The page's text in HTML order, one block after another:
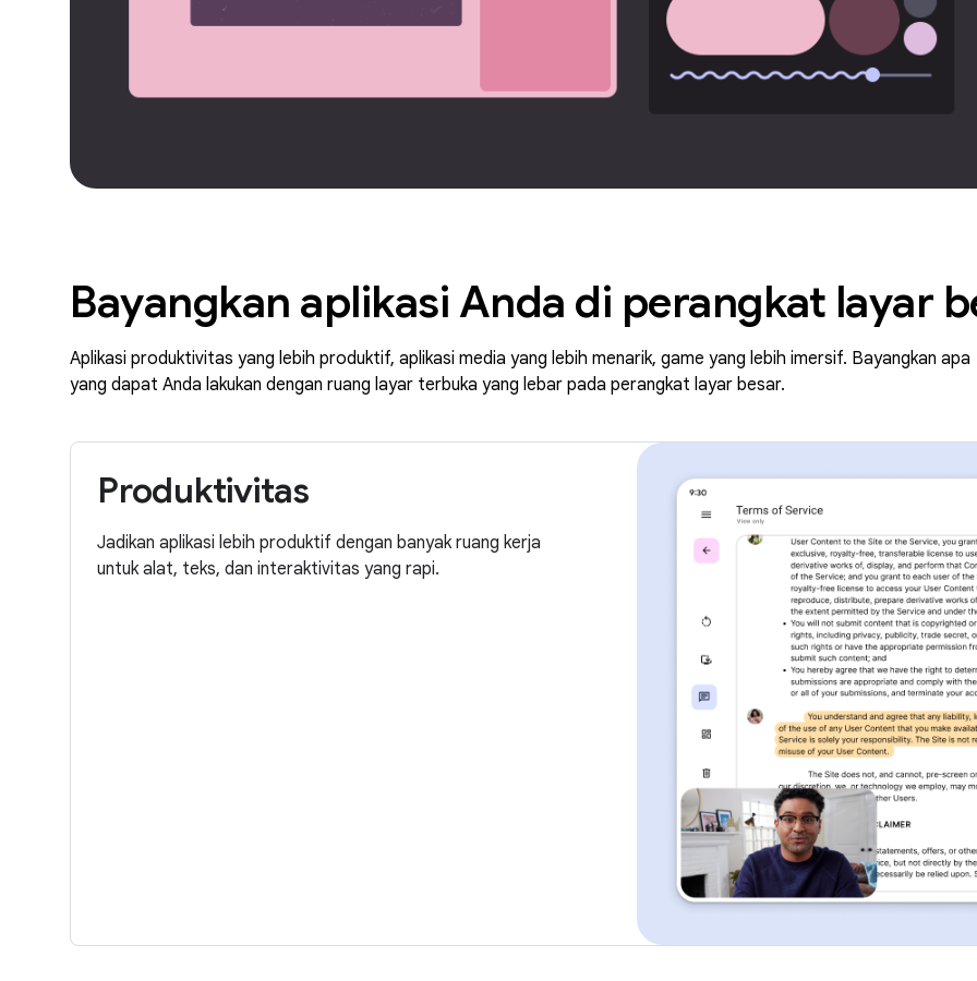
Bayangkan aplikasi Anda di perangkat layar
Aplikasi produktivitas yang lebih produktif, aplikasi media yang lebih menarik, game yang lebih imersif. Bayangkan apa
yang dapat Anda lakukan dengan ruang layar terbuka yang lebar pada perangkat layar besar.
Produktivitas
Jadikan aplikasi lebih produktif dengan banyak ruang kerja
untuk alat, teks, dan interaktivitas yang rapi.